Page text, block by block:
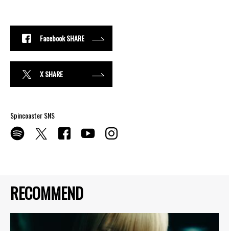
RECOMMEND
Facebook SHARE
X SHARE
Spincoaster SNS